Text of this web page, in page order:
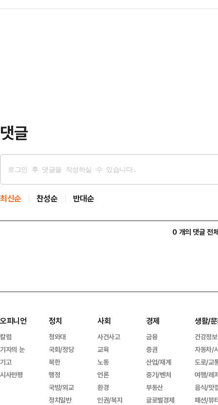
서는 소동이 벌어졌…
자정부터 김 후보를 앞서기 시작해
당선에 대한 감사 인사를 전하며 “
댓글
최신순 찬성순 반대순
0 개의 댓글 전
오피니언
칼럼
기자의 눈
기고
시사만평
정치
청와대
국회/정당
북한
행정
국방/외교
정치일반
사회
사건사고
교육
노동
언론
환경
인권/복지
경제
금융
증권
산업/재계
중기/벤처
부동산
글로벌경제
생활/
건강정보
자동차/
도로/교
여행/레
음식/맛
패션/뷰